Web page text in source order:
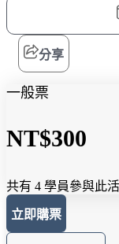
分享
一般票
NT$300
共有 4 學員參與此
立即購票